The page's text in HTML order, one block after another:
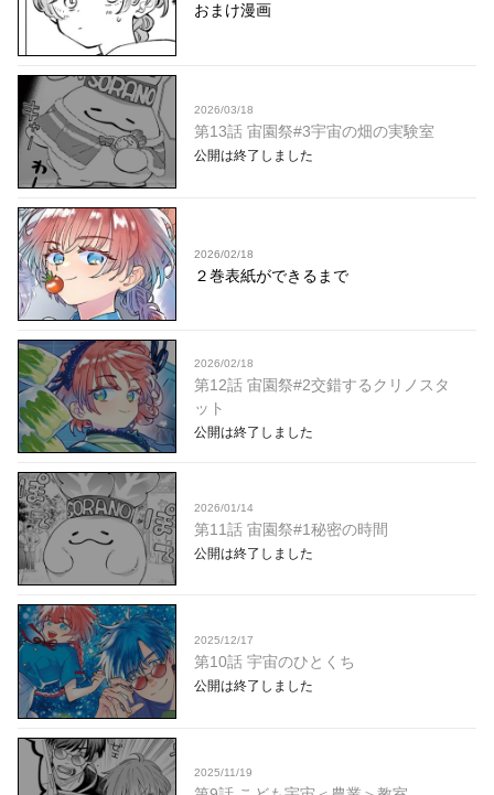
おまけ漫画
2026/03/18
第13話 宙園祭#3宇宙の畑の実験室
公開は終了しました
2026/02/18
２巻表紙ができるまで
2026/02/18
第12話 宙園祭#2交錯するクリノスタ
ット
公開は終了しました
2026/01/14
第11話 宙園祭#1秘密の時間
公開は終了しました
2025/12/17
第10話 宇宙のひとくち
公開は終了しました
2025/11/19